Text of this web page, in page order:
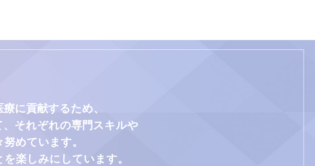
に貢献するため、
それぞれの専門スキルや
めています。
楽しみにしています。